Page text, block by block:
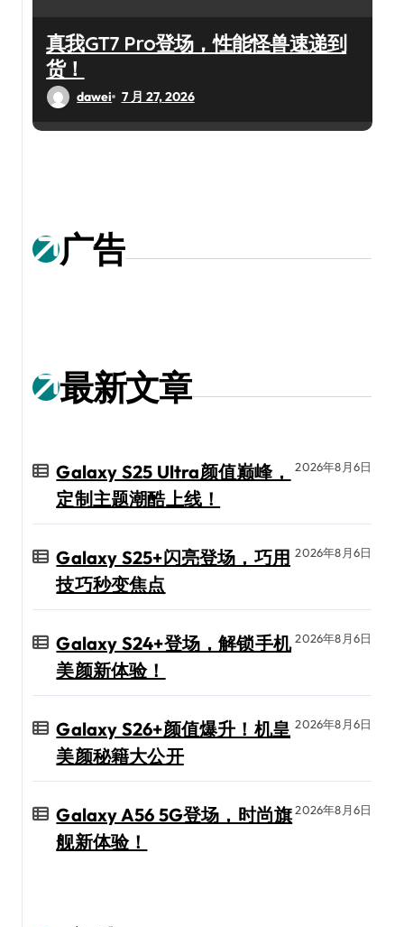
真我GT7 Pro登场，性能怪兽速递到
货！
dawei 7 月 27, 2026
广告
最新文章
Galaxy S25 Ultra颜值巅峰，
定制主题潮酷上线！
2026年8月6日
Galaxy S25+闪亮登场，巧用
技巧秒变焦点
2026年8月6日
Galaxy S24+登场，解锁手机
美颜新体验！
2026年8月6日
Galaxy S26+颜值爆升！机皇
美颜秘籍大公开
2026年8月6日
Galaxy A56 5G登场，时尚旗
舰新体验！
2026年8月6日